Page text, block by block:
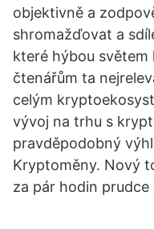
objektivně a
shromažďovat a
které hýbou
čtenářům ta
celým
vývoj na trhu s
pravděpodobný
Kryptoměny. Nový
za pár hodin